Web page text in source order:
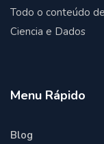
Todo o conteúdo
Ciencia e Dados
Menu Rápido
Blog